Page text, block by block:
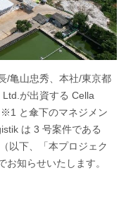
/亀山忠秀、本社/東京都
が出資する Cella
と傘下のマネジメン
は 3 号案件である
以下、「本プロジェク
お知らせいたします。